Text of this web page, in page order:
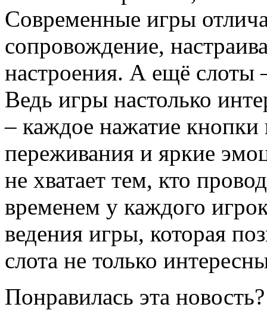
Современные игры
сопровождение,
настроения. А ещё слоты
Ведь игры настолько
– каждое нажатие
переживания и яркие
не хватает тем, кто
временем у каждого
ведения игры, которая
слота не только
Понравилась эта